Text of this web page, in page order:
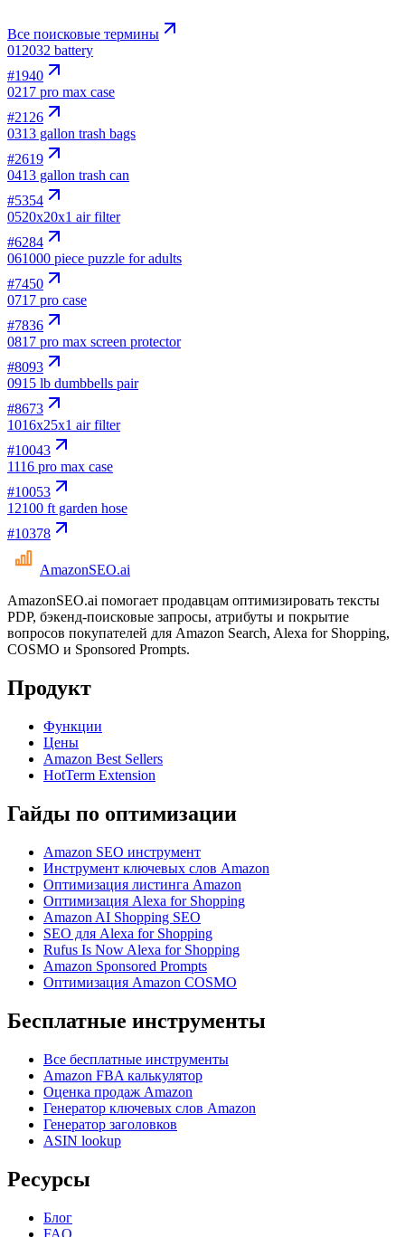
Все поисковые термины
012032 battery
#1940
0217 pro max case
#2126
0313 gallon trash bags
#2619
0413 gallon trash can
#5354
0520x20x1 air filter
#6284
061000 piece puzzle for adults
#7450
0717 pro case
#7836
0817 pro max screen protector
#8093
0915 lb dumbbells pair
#8673
1016x25x1 air filter
#10043
1116 pro max case
#10053
12100 ft garden hose
#10378
AmazonSEO.ai
AmazonSEO.ai помогает продавцам оптимизировать тексты
PDP, бэкенд-поисковые запросы, атрибуты и покрытие
вопросов покупателей для Amazon Search, Alexa for Shopping,
COSMO и Sponsored Prompts.
Продукт
Функции
Цены
Amazon Best Sellers
HotTerm Extension
Гайды по оптимизации
Amazon SEO инструмент
Инструмент ключевых слов Amazon
Оптимизация листинга Amazon
Оптимизация Alexa for Shopping
Amazon AI Shopping SEO
SEO для Alexa for Shopping
Rufus Is Now Alexa for Shopping
Amazon Sponsored Prompts
Оптимизация Amazon COSMO
Бесплатные инструменты
Все бесплатные инструменты
Amazon FBA калькулятор
Оценка продаж Amazon
Генератор ключевых слов Amazon
Генератор заголовков
ASIN lookup
Ресурсы
Блог
FAQ